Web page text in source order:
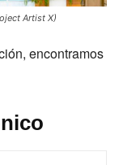
Artist X)
encontramos